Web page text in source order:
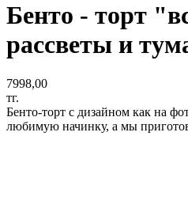
Бенто - торт
рассветы и
7998,00
тг.
Бенто-торт с дизайном как на
любимую начинку, а мы